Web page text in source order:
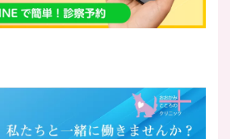
業時間：10:00〜22:00